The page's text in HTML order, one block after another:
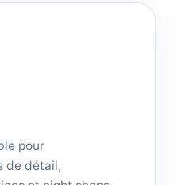
pour
de détail,